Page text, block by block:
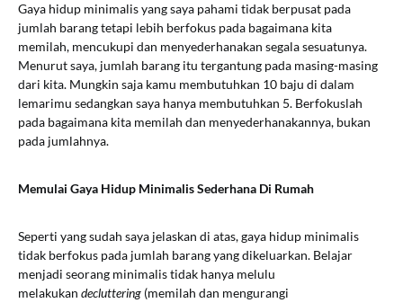
Gaya hidup minimalis yang saya pahami tidak berpusat pada
jumlah barang tetapi lebih berfokus pada bagaimana kita
memilah, mencukupi dan menyederhanakan segala sesuatunya.
Menurut saya, jumlah barang itu tergantung pada masing-masing
dari kita. Mungkin saja kamu membutuhkan 10 baju di dalam
lemarimu sedangkan saya hanya membutuhkan 5. Berfokuslah
pada bagaimana kita memilah dan menyederhanakannya, bukan
pada jumlahnya.
Memulai Gaya Hidup Minimalis Sederhana Di Rumah
Seperti yang sudah saya jelaskan di atas, gaya hidup minimalis
tidak berfokus pada jumlah barang yang dikeluarkan. Belajar
menjadi seorang minimalis tidak hanya melulu
melakukan decluttering (memilah dan mengurangi